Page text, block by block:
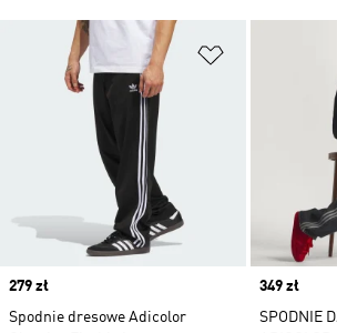
Dodaj do
Price
279 zł
Spodnie dresowe Adicolor
Price
349 zł
SPODNIE